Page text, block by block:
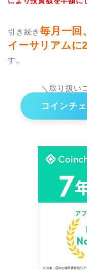
引き続き毎月一回
イーサリアムに
す。
＼取り扱い
コインチ